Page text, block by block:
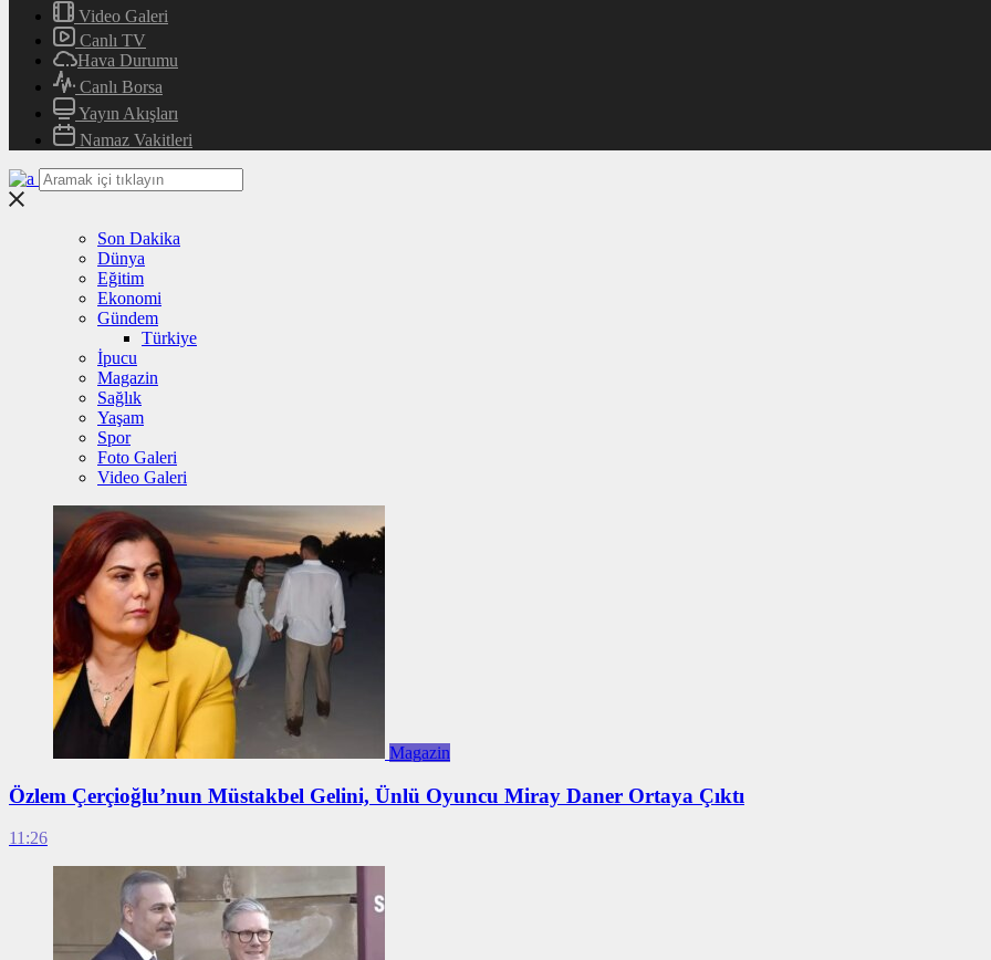
Video Galeri
Canlı TV
Hava Durumu
Canlı Borsa
Yayın Akışları
Namaz Vakitleri
Son Dakika
Dünya
Eğitim
Ekonomi
Gündem
Türkiye
İpucu
Magazin
Sağlık
Yaşam
Spor
Foto Galeri
Video Galeri
Magazin
Özlem Çerçioğlu’nun Müstakbel Gelini, Ünlü Oyuncu Miray Daner Ortaya Çıktı
11:26